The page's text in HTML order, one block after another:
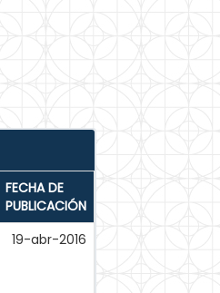
FECHA DE
PUBLICACIÓN
19-abr-2016